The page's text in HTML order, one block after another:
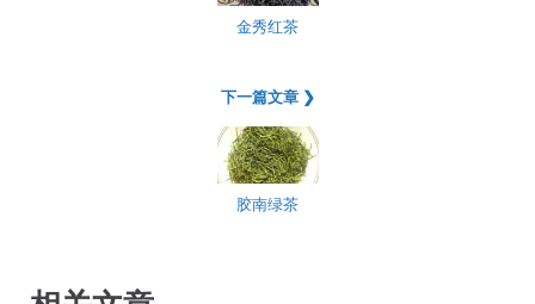
金秀红茶
下一篇文章 ❯
胶南绿茶